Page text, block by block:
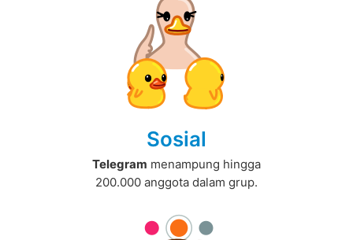
Sosial
Telegram menampung hingga
200.000 anggota dalam grup.